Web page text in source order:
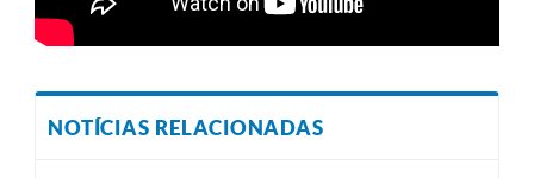
NOTÍCIAS RELACIONADAS